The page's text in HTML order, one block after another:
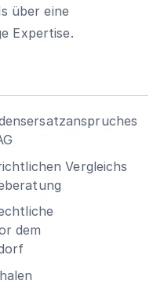
über eine
Expertise.
Vergleichs
dem